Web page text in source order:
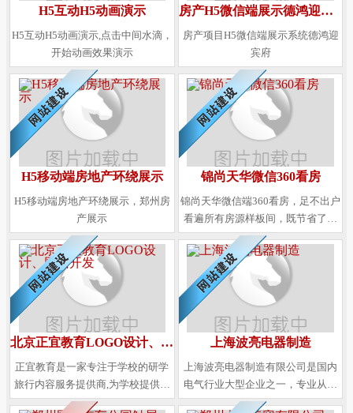
H5互动H5动画演示
H5互动H5动画演示,点击中间水滴，
开始动画效果演示
房产H5微信端展示德鸿迎宾府
房产项目H5微信端展示系统德鸿迎
宾府
H5移动端房地产环绕展示
H5移动端房地产环绕展示，郑州房
产展示
锦尚天华微信360看房
锦尚天华微信端360看房，足不出户
看遍所有房源样板间，既节省了客
户的时间成本，又提升了地产商的
产品形象，让整个购房流程变得方
便、快捷，真实有效
北京正宜教育LOGO设计、网站开发
正宜教育是一家专注于学校的研学
旅行内容服务提供商,为学校提供高
品质的研学旅行整体解决方案公司
上海波亮电器制造
上海波亮电器制造有限公司是国内
电气行业大型企业之一，专业从事
各种高低压电器元件和非标电源的